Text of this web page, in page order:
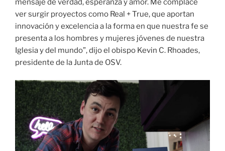
mensaje de verdad, esperanza y amor. Me complace
ver surgir proyectos como Real + True, que aportan
innovación y excelencia a la forma en que nuestra fe se
presenta a los hombres y mujeres jóvenes de nuestra
Iglesia y del mundo”, dijo el obispo Kevin C. Rhoades,
presidente de la Junta de OSV.